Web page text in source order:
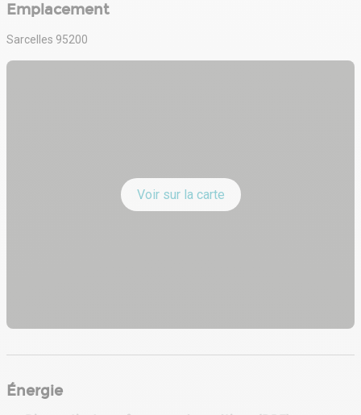
Emplacement
Sarcelles 95200
Voir sur la carte
Énergie